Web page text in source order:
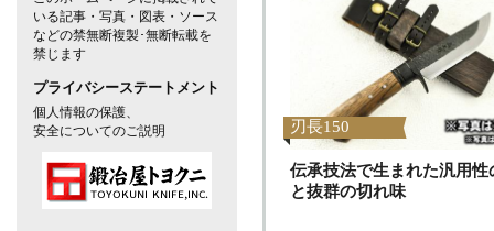
刃長150
伝承技法で生まれた汎用性
と抜群の切れ味
いる記事・写真・図表・ソース
などの禁無断複製･無断転載を
禁じます
プライバシーステートメント
個人情報の保護、
安全についてのご説明